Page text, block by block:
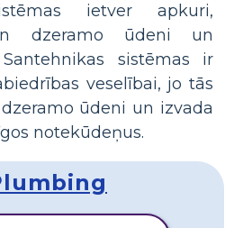
ietver apkuri,
dzeramo ūdeni un
sistēmas ir
veselībai, jo tās
ūdeni un izvada
notekūdeņus.